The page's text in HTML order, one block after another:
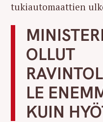
tukiautomaattien
OLLUT
LE
KUIN